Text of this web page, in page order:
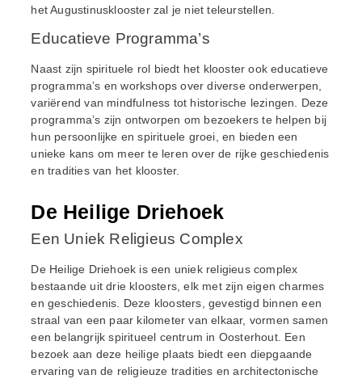
het Augustinusklooster zal je niet teleurstellen.
Educatieve Programma’s
Naast zijn spirituele rol biedt het klooster ook educatieve
programma’s en workshops over diverse onderwerpen,
variërend van mindfulness tot historische lezingen. Deze
programma’s zijn ontworpen om bezoekers te helpen bij
hun persoonlijke en spirituele groei, en bieden een
unieke kans om meer te leren over de rijke geschiedenis
en tradities van het klooster.
De Heilige Driehoek
Een Uniek Religieus Complex
De Heilige Driehoek is een uniek religieus complex
bestaande uit drie kloosters, elk met zijn eigen charmes
en geschiedenis. Deze kloosters, gevestigd binnen een
straal van een paar kilometer van elkaar, vormen samen
een belangrijk spiritueel centrum in Oosterhout. Een
bezoek aan deze heilige plaats biedt een diepgaande
ervaring van de religieuze tradities en architectonische